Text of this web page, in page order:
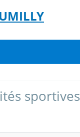
sportives